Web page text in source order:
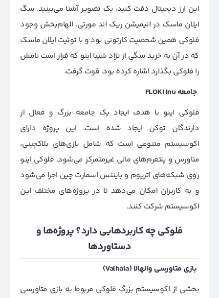
این ارز دیجیتال دقت کنید، یک تصویر آشنا می‌بینید. سگ
ایلان ماسک در انیمیشن ریک اند مورتی. الهام‌بخش وجود
فلوکی همین شخصیت کارتونی بود و با توئیت ایلان ماسک
که در آن به خرید سگی از نژاد شیبا اینو که قرار است نامش
را فلوکی بگذارد اشاره کرده بود، قوت گرفت.
جامعه FLOKI Inu
فلوکی اینو با هدف ایجاد یک جامعه بزرگ و فعال از
دارندگان توکن ایجاد شده است. این پروژه دارای
اکوسیستم متنوعی است که شامل بازی‌های بلاکچینی،
متاورس و پلتفرم‌های مالی غیرمتمرکز می‌شود. فلوکی اینو
روی شبکه‌های اتریوم و بایننس اسمارت چین اجرا می‌شود
و به کاربران امکان می‌دهد تا در پروژه‌های مختلف این
اکوسیستم شرکت کنند.
فلوکی چه کاربردهایی دارد؟ پروژه‌ها و
دستاوردها
بازی متاورسی والهالا (Valhala)
بخشی از اکوسیستم بزرگ فلوکی مربوط به بازی متاورسی